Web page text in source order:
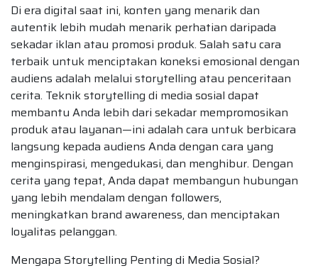
Di era digital saat ini, konten yang menarik dan
autentik lebih mudah menarik perhatian daripada
sekadar iklan atau promosi produk. Salah satu cara
terbaik untuk menciptakan koneksi emosional dengan
audiens adalah melalui storytelling atau penceritaan
cerita. Teknik storytelling di media sosial dapat
membantu Anda lebih dari sekadar mempromosikan
produk atau layanan—ini adalah cara untuk berbicara
langsung kepada audiens Anda dengan cara yang
menginspirasi, mengedukasi, dan menghibur. Dengan
cerita yang tepat, Anda dapat membangun hubungan
yang lebih mendalam dengan followers,
meningkatkan brand awareness, dan menciptakan
loyalitas pelanggan.
Mengapa Storytelling Penting di Media Sosial?